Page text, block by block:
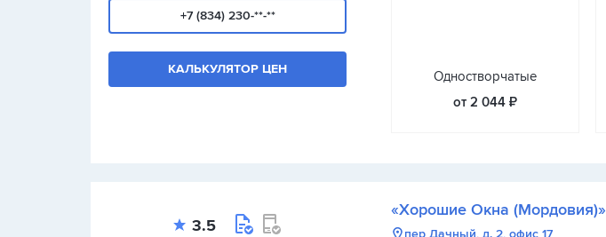
+7 (834) 230-**-**
КАЛЬКУЛЯТОР ЦЕН
Одностворчатые
от 2 044 ₽
3.5
«Хорошие Окна (Мордовия)»
пер Дачный, д. 2, офис 17